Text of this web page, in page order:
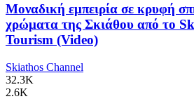
Μοναδική εμπειρία σε κρυφή
χρώματα της Σκιάθου από το
Tourism (Video)
Skiathos Channel
32.3K
2.6K